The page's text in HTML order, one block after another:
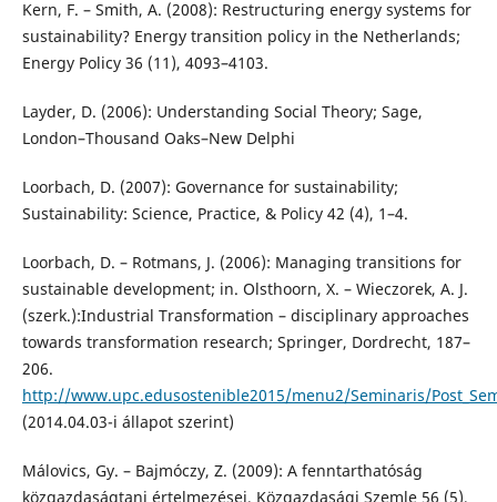
Kern, F. – Smith, A. (2008): Restructuring energy systems for
sustainability? Energy transition policy in the Netherlands;
Energy Policy 36 (11), 4093–4103.
Layder, D. (2006): Understanding Social Theory; Sage,
London–Thousand Oaks–New Delphi
Loorbach, D. (2007): Governance for sustainability;
Sustainability: Science, Practice, & Policy 42 (4), 1–4.
Loorbach, D. – Rotmans, J. (2006): Managing transitions for
sustainable development; in. Olsthoorn, X. – Wieczorek, A. J.
(szerk.):Industrial Transformation – disciplinary approaches
towards transformation research; Springer, Dordrecht, 187–
206.
http://www.upc.edusostenible2015/menu2/Seminaris/
(2014.04.03-i állapot szerint)
Málovics, Gy. – Bajmóczy, Z. (2009): A fenntarthatóság
közgazdaságtani értelmezései, Közgazdasági Szemle 56 (5),